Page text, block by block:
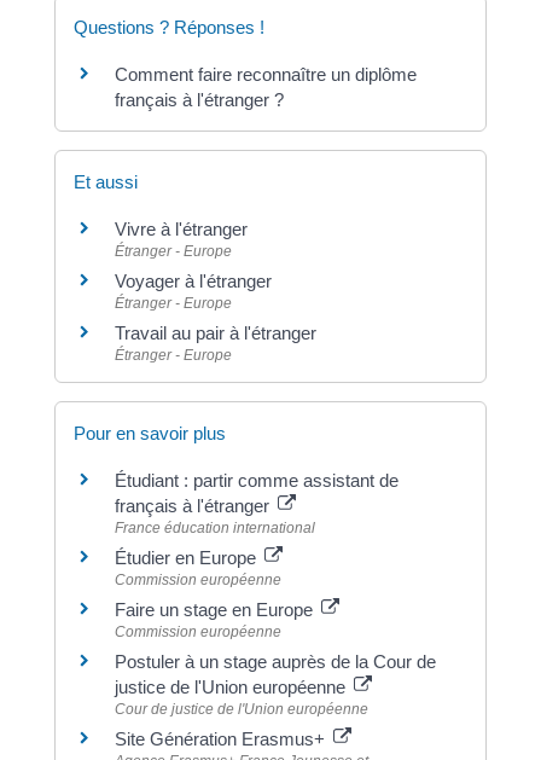
Questions ? Réponses !
Comment faire reconnaître un diplôme
français à l'étranger ?
Et aussi
Vivre à l'étranger
Étranger - Europe
Voyager à l'étranger
Étranger - Europe
Travail au pair à l'étranger
Étranger - Europe
Pour en savoir plus
Étudiant : partir comme assistant de
français à l'étranger
France éducation international
Étudier en Europe
Commission européenne
Faire un stage en Europe
Commission européenne
Postuler à un stage auprès de la Cour de
justice de l'Union européenne
Cour de justice de l'Union européenne
Site Génération Erasmus+